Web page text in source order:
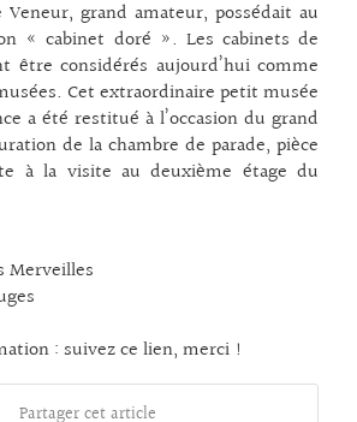
Veneur, grand amateur, possédait au
« cabinet doré ». Les cabinets de
être considérés aujourd’hui comme
Cet extraordinaire petit musée
a été restitué à l’occasion du grand
de la chambre de parade, pièce
à la visite au deuxième étage du
Merveilles
: suivez ce lien, merci !
Partager cet article